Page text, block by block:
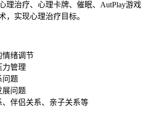
理治疗、心理卡牌、催眠、AutPlay游戏
，实现心理治疗目标。
情绪调节
力管理
问题
展问题
、伴侣关系、亲子关系等